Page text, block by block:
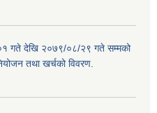
गते देखि २०७९/०८/२९ गते सम्मको
तथा खर्चको विवरण.